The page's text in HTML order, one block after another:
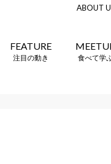
ABOUT
FEATURE
注目の動き 食べて学